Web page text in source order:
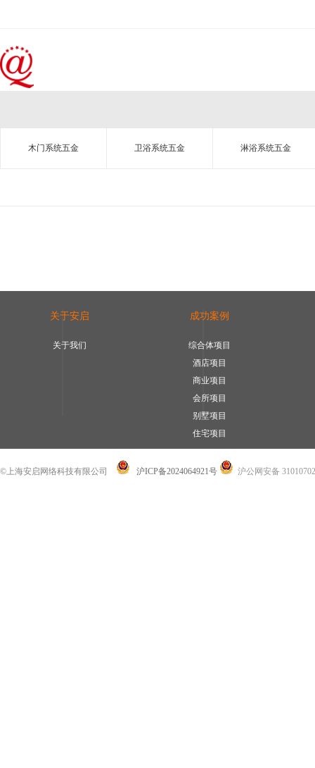
木门系统五金 卫浴系统五金 淋浴系统五金
关于安启
关于我们
成功案例
综合体项目
酒店项目
商业项目
会所项目
别墅项目
住宅项目
©上海安启网络科技有限公司 沪ICP备2024064921号 沪公网安备